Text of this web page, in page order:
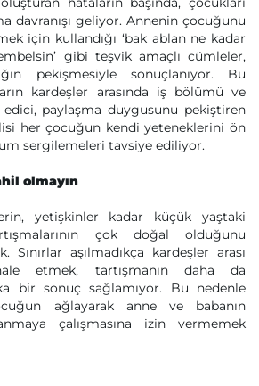
davranışı geliyor. Annenin çocuğunu
için kullandığı ‘bak ablan ne kadar
gibi teşvik amaçlı cümleler,
pekişmesiyle sonuçlanıyor. Bu
kardeşler arasında iş bölümü ve
edici, paylaşma duygusunu pekiştiren
her çocuğun kendi yeteneklerini ön
sergilemeleri tavsiye ediliyor.
olmayın
yetişkinler kadar küçük yaştaki
çok doğal olduğunu
Sınırlar aşılmadıkça kardeşler arası
etmek, tartışmanın daha da
bir sonuç sağlamıyor. Bu nedenle
ağlayarak anne ve babanın
çalışmasına izin vermemek